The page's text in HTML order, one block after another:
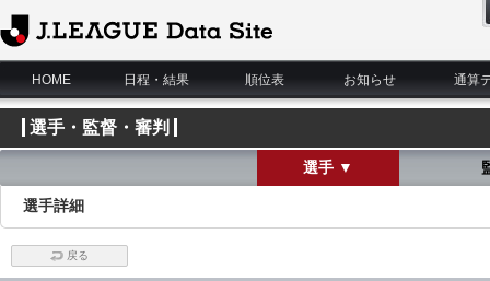
J.League Data Site
HOME
日程・結果 順位表 お知らせ 通算
選手・監督・審判
選手 ▼
選手詳細
戻る